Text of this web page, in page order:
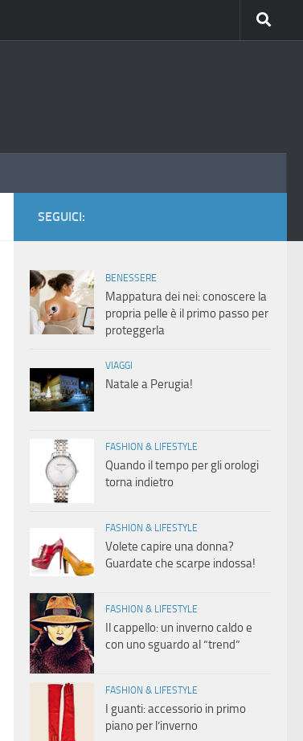
SEGUICI:
BENESSERE
Mappatura dei nei: conoscere la
propria pelle è il primo passo per
proteggerla
VIAGGI
Natale a Perugia!
FASHION & LIFESTYLE
Quando il tempo per gli orologi
torna indietro
FASHION & LIFESTYLE
Volete capire una donna?
Guardate che scarpe indossa!
FASHION & LIFESTYLE
Il cappello: un inverno caldo e
con uno sguardo al “trend”
FASHION & LIFESTYLE
I guanti: accessorio in primo
piano per l’inverno